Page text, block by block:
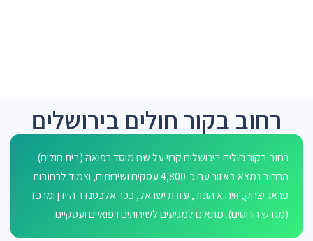
רחוב בקור חולים בירושלים
רחוב בקור חולים בירושלים קרוי על שם מוסד רפואה (בית חולים).
הרחוב נמצא באזור עם כ-4,800 עסקים ושירותים, וצמוד לרחובות
פראג יצחק, זויה א הונוד, עזרת ישראל, ככר אלכסנדר היידן ומרכז
(מגרש הרוסים). מתאים למגיעים לשירותים רפואיים ועסקיים.